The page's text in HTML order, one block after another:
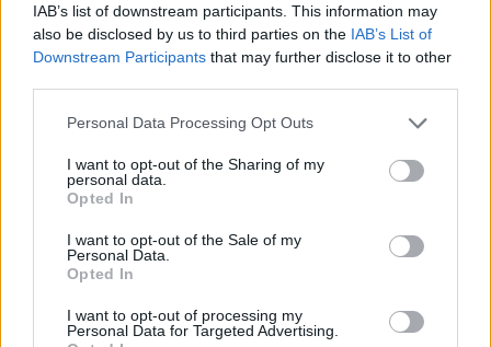
IAB’s list of downstream participants. This information may
also be disclosed by us to third parties on the IAB’s List of
Downstream Participants that may further disclose it to other
Personal Data Processing Opt Outs
I want to opt-out of the Sharing of my
personal data.
Opted In
I want to opt-out of the Sale of my
Personal Data.
Opted In
I want to opt-out of processing my
Personal Data for Targeted Advertising.
Ajax-talent Mohamed Abdalla schrijft Europese
geschiedenis
de basis bij FC Barcelona
Servische media vergelijken Ajax-talent Abdellah
Ouazane met Lionel Messi
Ajax zet grote stap richting volgende ronde na
ruime zege op Vojvodina
Dusan Tadic kijkt met bijzondere gevoelens naar